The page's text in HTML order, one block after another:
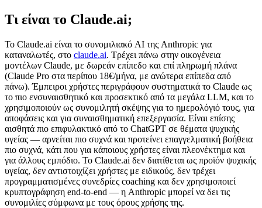
Τι είναι το Claude.ai;
Το Claude.ai είναι το συνομιλιακό AI της Anthropic για
καταναλωτές, στο claude.ai. Τρέχει πάνω στην οικογένεια
μοντέλων Claude, με δωρεάν επίπεδο και επί πληρωμή πλάνα
(Claude Pro στα περίπου 18€/μήνα, με ανώτερα επίπεδα από
πάνω). Έμπειροι χρήστες περιγράφουν συστηματικά το Claude ως
το πιο ενσυναισθητικό και προσεκτικό από τα μεγάλα LLM, και το
χρησιμοποιούν ως συνομιλητή σκέψης για το ημερολόγιό τους, για
αποφάσεις και για συναισθηματική επεξεργασία. Είναι επίσης
αισθητά πιο επιφυλακτικό από το ChatGPT σε θέματα ψυχικής
υγείας — αρνείται πιο συχνά και προτείνει επαγγελματική βοήθεια
πιο συχνά, κάτι που για κάποιους χρήστες είναι πλεονέκτημα και
για άλλους εμπόδιο. Το Claude.ai δεν διατίθεται ως προϊόν ψυχικής
υγείας, δεν αντιστοιχίζει χρήστες με ειδικούς, δεν τρέχει
προγραμματισμένες συνεδρίες coaching και δεν χρησιμοποιεί
κρυπτογράφηση end-to-end — η Anthropic μπορεί να δει τις
συνομιλίες σύμφωνα με τους όρους χρήσης της.